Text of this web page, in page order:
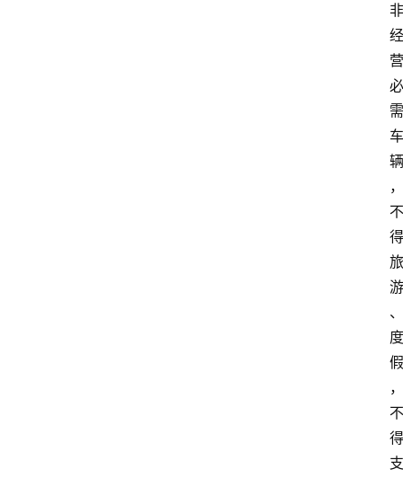
非
经
营
必
需
车
辆
，
不
得
旅
游
、
度
假
，
不
得
支